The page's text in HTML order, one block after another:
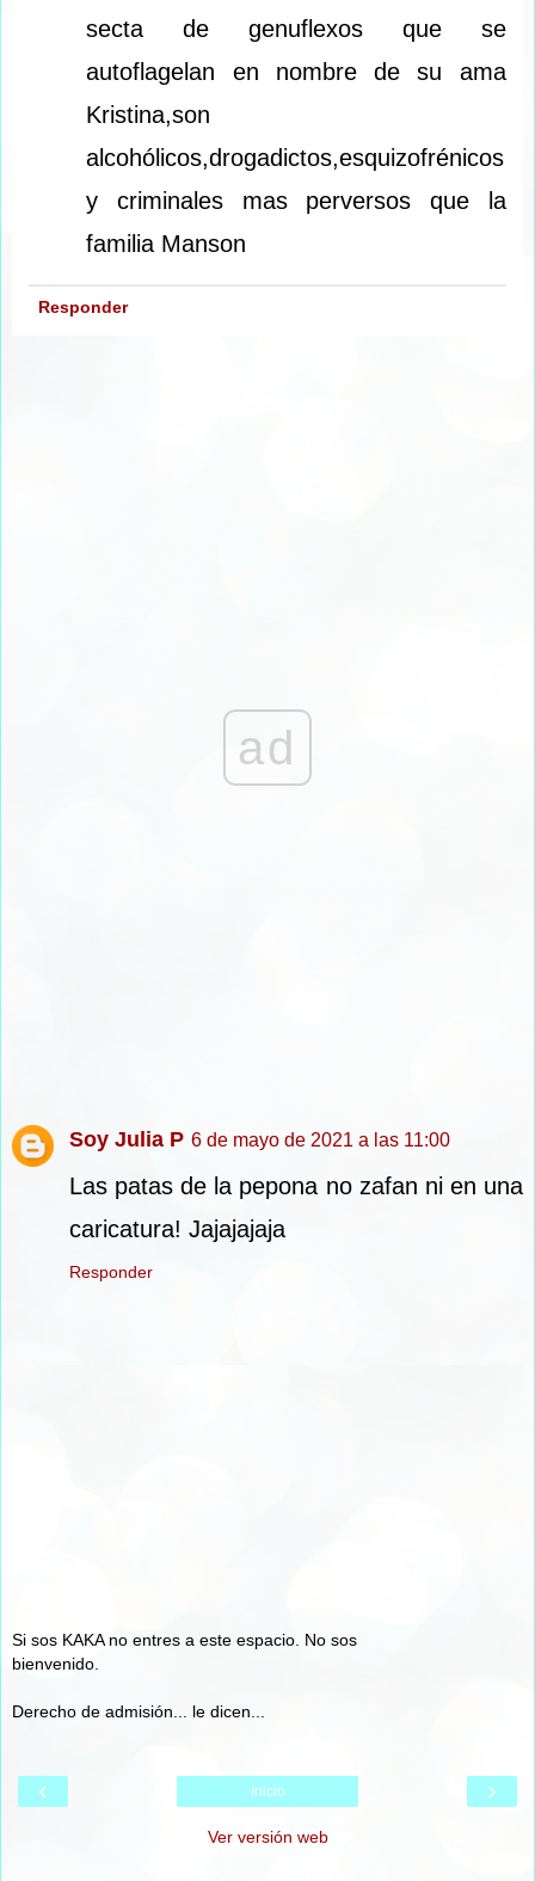
secta de genuflexos que se
autoflagelan en nombre de su ama
Kristina,son
alcohólicos,drogadictos,esquizofrénicos
y criminales mas perversos que la
familia Manson
Responder
ad
Soy Julia P 6 de mayo de 2021 a las 11:00
Las patas de la pepona no zafan ni en una
caricatura! Jajajajaja
Responder
Si sos KAKA no entres a este espacio. No sos
bienvenido.
Derecho de admisión... le dicen...
‹ ›
Inicio
Ver versión web